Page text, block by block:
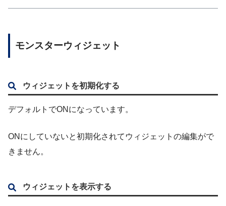
モンスターウィジェット
ウィジェットを初期化する
デフォルトでONになっています。
ONにしていないと初期化されてウィジェットの編集がで
きません。
ウィジェットを表示する